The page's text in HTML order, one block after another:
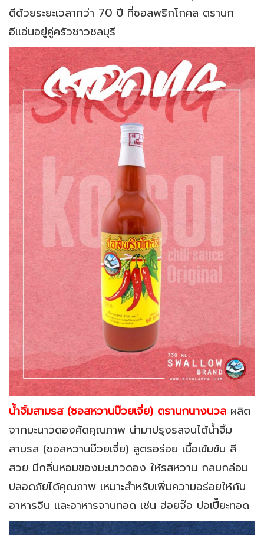
ตีด้วยระยะเวลากว่า 70 ปี ที่ซอสพริกโกศล ตรานก
อีแอ่นอยู่คู่ครัวชาวชลบุรี
น้ำจิ้มสามรส (ซอสหวานบ๊วยเจี่ย) ตรานกนางนวล ผลิต
จากมะนาวดองคัดคุณภาพ นำมาปรุงรสจนได้น้ำจิ้ม
สามรส (ซอสหวานบ๊วยเจี่ย) สูตรอร่อย เนื้อเข้มข้น สี
สวย มีกลิ่นหอมของมะนาวดอง ให้รสหวาน กลมกล่อม
ปลอดภัยได้คุณภาพ เหมาะสำหรับเพิ่มความอร่อยให้กับ
อาหารจีน และอาหารจานทอด เช่น ฮ่อยจ๊อ ปอเปี๊ยะทอด